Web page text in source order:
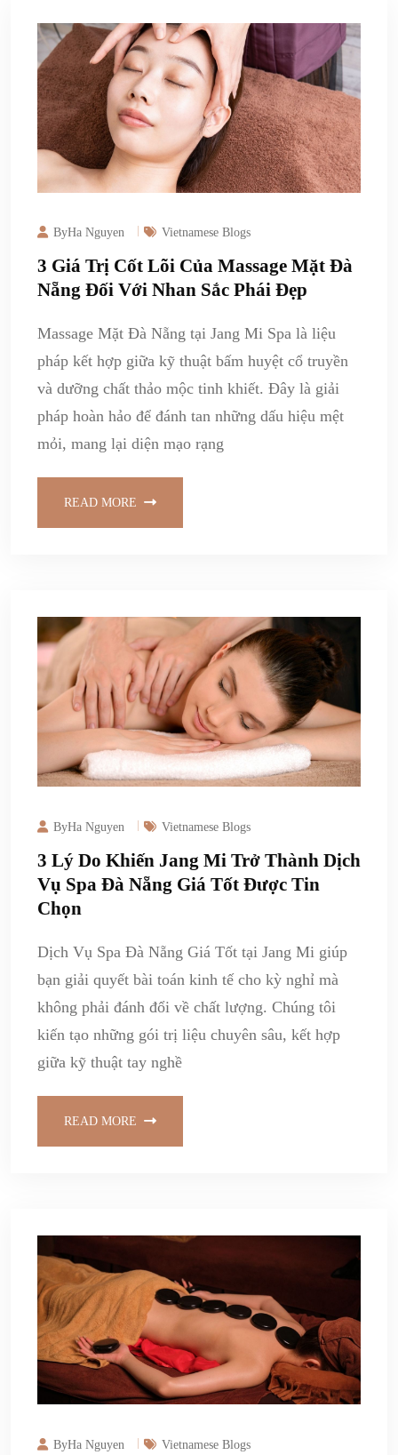
ByHa Nguyen Vietnamese Blogs
3 Giá Trị Cốt Lõi Của Massage Mặt Đà
Nẵng Đối Với Nhan Sắc Phái Đẹp
Massage Mặt Đà Nẵng tại Jang Mi Spa là liệu
pháp kết hợp giữa kỹ thuật bấm huyệt cổ truyền
và dưỡng chất thảo mộc tinh khiết. Đây là giải
pháp hoàn hảo để đánh tan những dấu hiệu mệt
mỏi, mang lại diện mạo rạng
READ MORE
ByHa Nguyen Vietnamese Blogs
3 Lý Do Khiến Jang Mi Trở Thành Dịch
Vụ Spa Đà Nẵng Giá Tốt Được Tin
Chọn
Dịch Vụ Spa Đà Nẵng Giá Tốt tại Jang Mi giúp
bạn giải quyết bài toán kinh tế cho kỳ nghỉ mà
không phải đánh đổi về chất lượng. Chúng tôi
kiến tạo những gói trị liệu chuyên sâu, kết hợp
giữa kỹ thuật tay nghề
READ MORE
ByHa Nguyen Vietnamese Blogs